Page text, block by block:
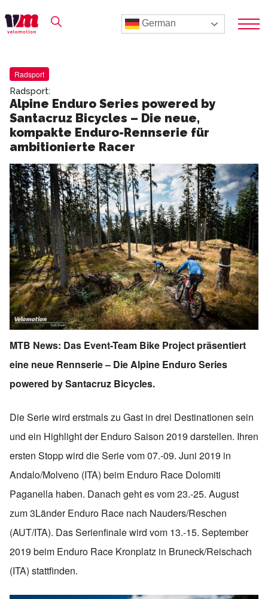
German
Radsport
Radsport:
Alpine Enduro Series powered by
Santacruz Bicycles – Die neue,
kompakte Enduro-Rennserie für
ambitionierte Racer
MTB News: Das Event-Team Bike Project präsentiert
eine neue Rennserie – Die Alpine Enduro Series
powered by Santacruz Bicycles.
Die Serie wird erstmals zu Gast in drei Destinationen sein
und ein Highlight der Enduro Saison 2019 darstellen. Ihren
ersten Stopp wird die Serie vom 07.-09. Juni 2019 in
Andalo/Molveno (ITA) beim Enduro Race Dolomiti
Paganella haben. Danach geht es vom 23.-25. August
zum 3Länder Enduro Race nach Nauders/Reschen
(AUT/ITA). Das Serienfinale wird vom 13.-15. September
2019 beim Enduro Race Kronplatz in Bruneck/Reischach
(ITA) stattfinden.